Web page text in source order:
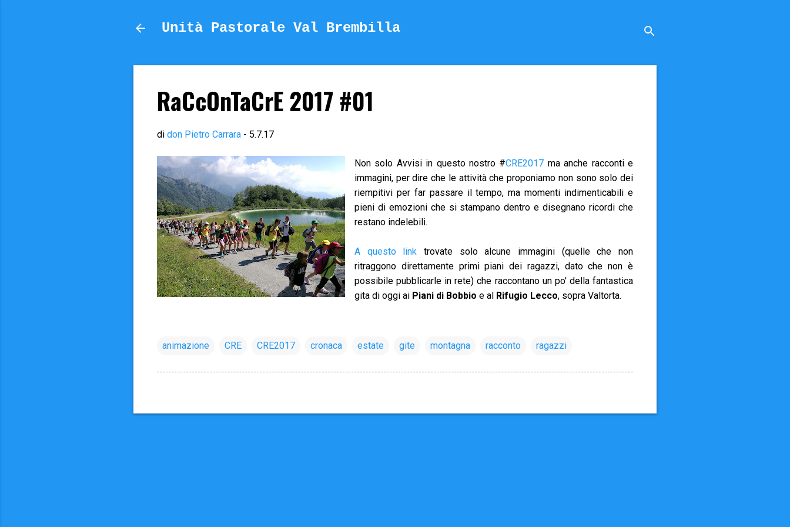
Unità Pastorale Val Brembilla
RaCcOnTaCrE 2017 #01
di don Pietro Carrara - 5.7.17
Non solo Avvisi in questo nostro #CRE2017 ma anche racconti e
immagini, per dire che le attività che proponiamo non sono solo dei
riempitivi per far passare il tempo, ma momenti indimenticabili e
pieni di emozioni che si stampano dentro e disegnano ricordi che
restano indelebili.
A questo link trovate solo alcune immagini (quelle che non
ritraggono direttamente primi piani dei ragazzi, dato che non è
possibile pubblicarle in rete) che raccontano un po' della fantastica
gita di oggi ai Piani di Bobbio e al Rifugio Lecco, sopra Valtorta.
animazione CRE CRE2017 cronaca estate gite montagna racconto ragazzi